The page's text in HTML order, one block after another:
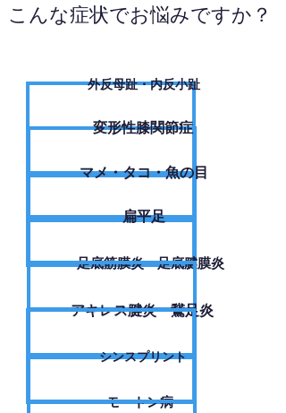
こんな症状でお悩みですか？
外反母趾・内反小趾
変形性膝関節症
​マメ・タコ・魚の目
扁平足
足底筋膜炎・足底腱膜炎
アキレス腱炎・鵞足炎
シンスプリント
モートン病